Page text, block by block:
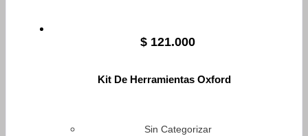
$ 121.000
Kit De Herramientas Oxford
Sin Categorizar